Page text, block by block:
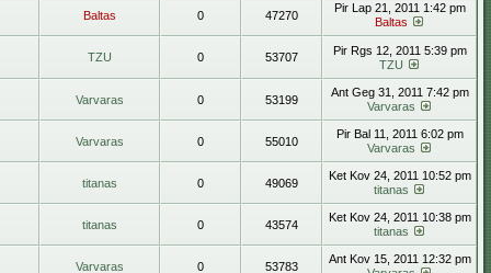
Baltas 0 47270
Pir Lap 21, 2011 1:42 pm
Baltas
TZU 0 53707
Pir Rgs 12, 2011 5:39 pm
TZU
Varvaras 0 53199
Ant Geg 31, 2011 7:42 pm
Varvaras
Varvaras 0 55010
Pir Bal 11, 2011 6:02 pm
Varvaras
titanas 0 49069
Ket Kov 24, 2011 10:52 pm
titanas
titanas 0 43574
Ket Kov 24, 2011 10:38 pm
titanas
Varvaras 0 53783
Ant Kov 15, 2011 12:32 pm